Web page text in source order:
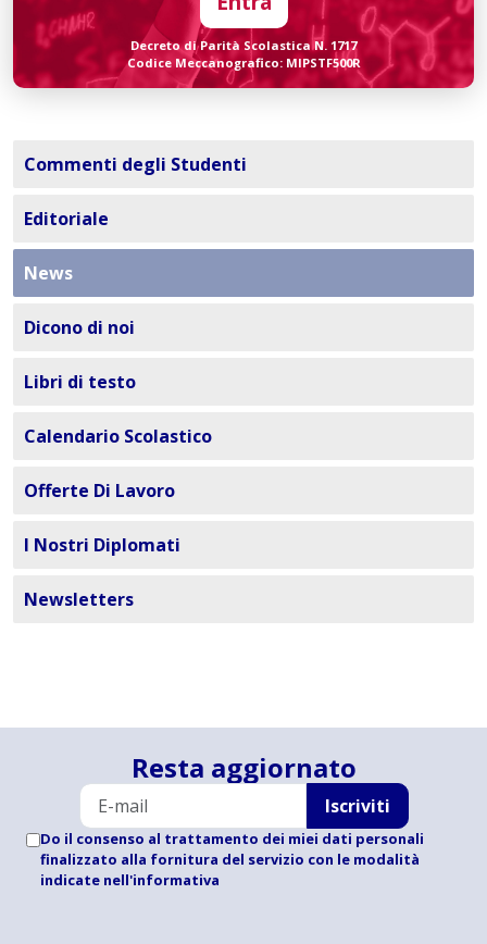
Decreto di Parità Scolastica N. 1717
Codice Meccanografico: MIPSTF500R
Commenti degli Studenti
Editoriale
News
Dicono di noi
Libri di testo
Calendario Scolastico
Offerte Di Lavoro
I Nostri Diplomati
Newsletters
Resta aggiornato
Iscriviti
Do il consenso al trattamento dei miei dati personali
finalizzato alla fornitura del servizio con le modalità
indicate nell'informativa